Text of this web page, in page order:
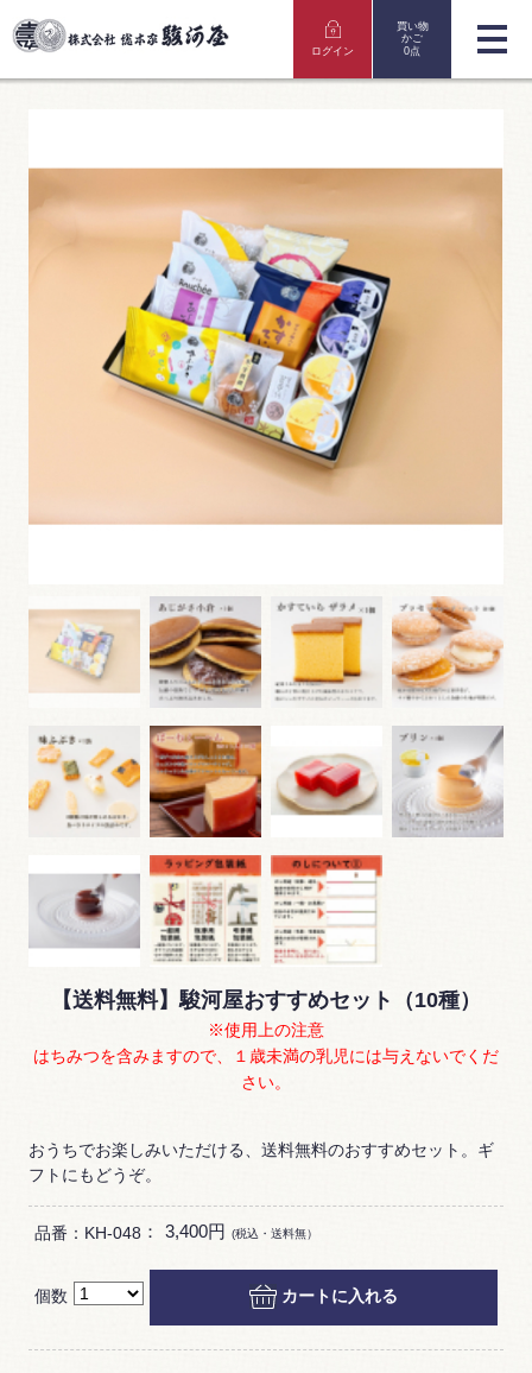
ログイン
買い物
かご
0点
【送料無料】駿河屋おすすめセット（10種）
※使用上の注意
はちみつを含みますので、１歳未満の乳児には与えないでくだ
さい。
おうちでお楽しみいただける、送料無料のおすすめセット。ギ
フトにもどうぞ。
品番：KH-048 ： 3,400円 (税込・送料無）
個数 カートに入れる